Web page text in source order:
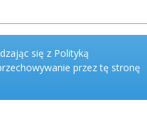
się z Polityką
przez tę stronę